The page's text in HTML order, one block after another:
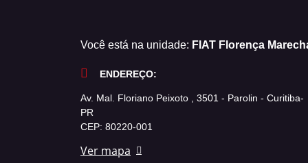
Você está na unidade: FIAT Florença
ENDEREÇO:
Av. Mal. Floriano Peixoto , 3501 - Parolin - Curitiba-
PR
CEP: 80220-001
Ver mapa